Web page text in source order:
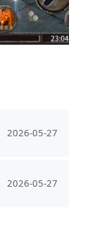
2026-05-27
2026-05-27